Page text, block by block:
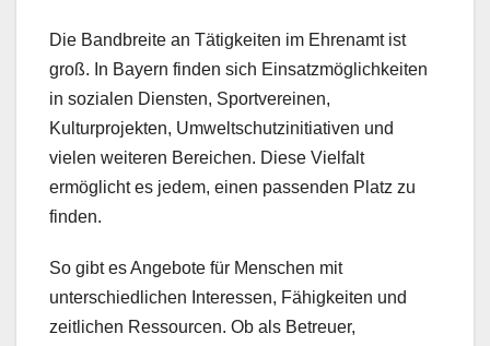
Die Bandbreite an Tätigkeiten im Ehrenamt ist
groß. In Bayern finden sich Einsatzmöglichkeiten
in sozialen Diensten, Sportvereinen,
Kulturprojekten, Umweltschutzinitiativen und
vielen weiteren Bereichen. Diese Vielfalt
ermöglicht es jedem, einen passenden Platz zu
finden.
So gibt es Angebote für Menschen mit
unterschiedlichen Interessen, Fähigkeiten und
zeitlichen Ressourcen. Ob als Betreuer,